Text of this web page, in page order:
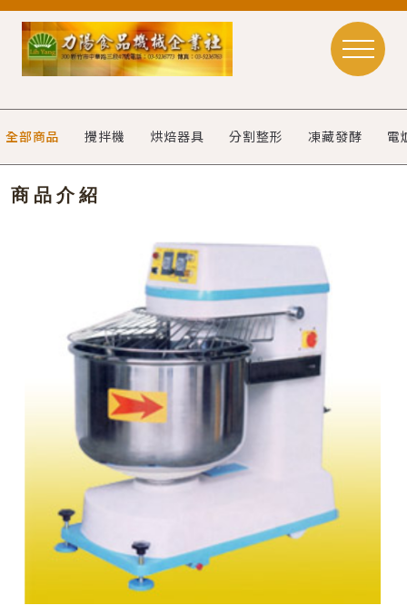
全部商品 攪拌機 烘焙器具 分割整形 凍藏發酵 電
商品介紹